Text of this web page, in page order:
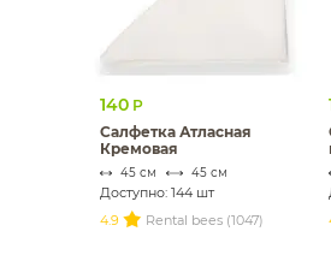
140 Р
Салфетка Атласная
Кремовая
45 см 45 см
Доступно: 144 шт
4.9
Rental bees (1047)